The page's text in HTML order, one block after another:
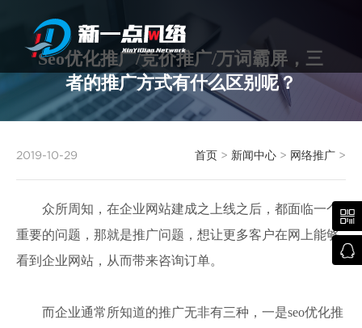
Seo优化推广/竞价推广/万词霸屏，三
者的推广方式有什么区别呢？
2019-10-29 首页 > 新闻中心 > 网络推广 >
众所周知，在企业网站建成之上线之后，都面临一个
重要的问题，那就是推广问题，想让更多客户在网上能够
看到企业网站，从而带来咨询订单。
而企业通常所知道的推广无非有三种，一是seo优化推

